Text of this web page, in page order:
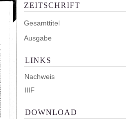
ZEITSCHRIFT
Gesamttitel
Ausgabe
LINKS
Nachweis
IIIF
DOWNLOAD